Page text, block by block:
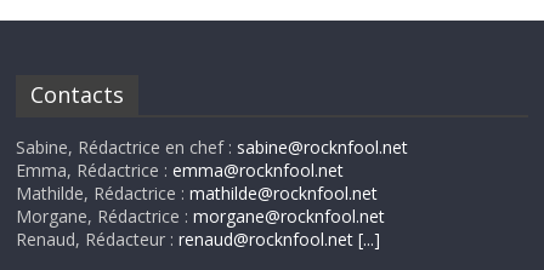
Contacts
Sabine, Rédactrice en chef : sabine@rocknfool.net
Emma, Rédactrice :emma@rocknfool.net
Mathilde, Rédactrice :mathilde@rocknfool.net
Morgane, Rédactrice :morgane@rocknfool.net
Renaud, Rédacteur :renaud@rocknfool.net [...]